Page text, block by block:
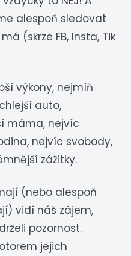
alespoň sledovat
(skrze FB, Insta, Tik
výkony, nejmíň
auto,
máma, nejvíc
nejvíc svobody,
zážitky.
(nebo alespoň
vidí náš zájem,
pozornost.
jejich